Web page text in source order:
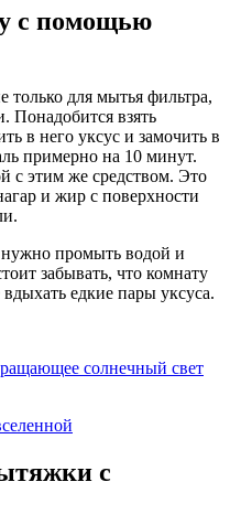
с помощью
только для мытья фильтра,
Понадобится взять
в него уксус и замочить в
примерно на 10 минут.
с этим же средством. Это
и жир с поверхности
нужно промыть водой и
забывать, что комнату
едкие пары уксуса.
солнечный свет
с